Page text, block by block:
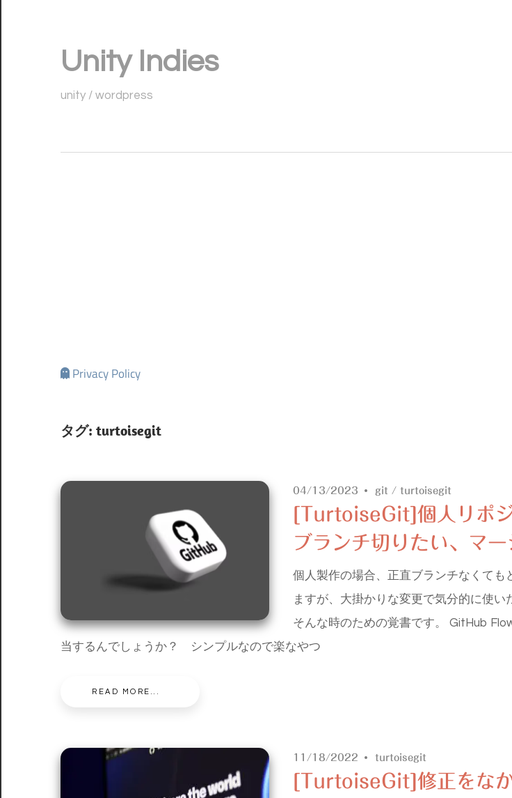
ス
Unity Indies
unity / wordpress
Privacy Policy
タグ: turtoisegit
04/13/2023 git /turtoisegit
[TurtoiseGit]個人リポ
ブランチ切りたい、マー
個人製作の場合、正直ブランチなくても
ますが、大掛かりな変更で気分的に使い
そんな時のための覚書です。 GitHub
当するんでしょうか？ シンプルなので楽なやつ
READ MORE...
11/18/2022 turtoisegit
[TurtoiseGit]修正をな